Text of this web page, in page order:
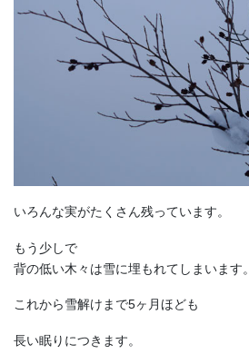
いろんな実がたくさん残っています。
もう少しで
背の低い木々は雪に埋もれてしまいます。
これから雪解けまで5ヶ月ほども
長い眠りにつきます。